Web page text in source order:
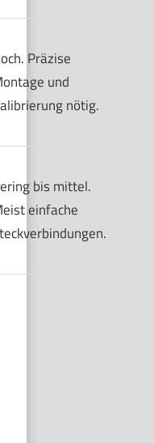
Präzise
und
nötig.
bis mittel.
einfache